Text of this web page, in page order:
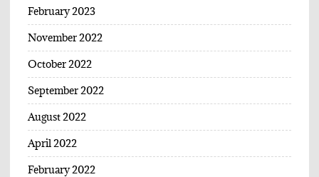
February 2023
November 2022
October 2022
September 2022
August 2022
April 2022
February 2022